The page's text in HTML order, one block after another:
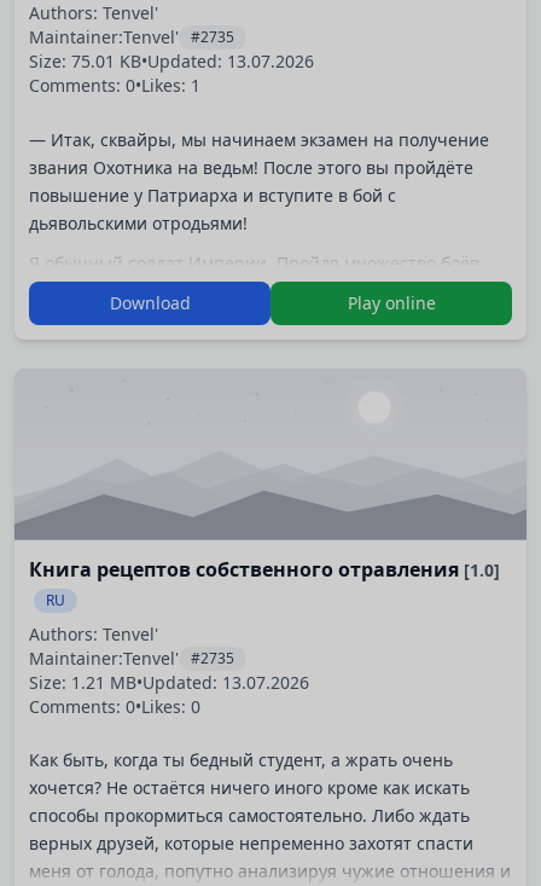
Authors: Tenvel'
Maintainer:Tenvel' #2735
Size: 75.01 KB•Updated: 13.07.2026
Comments: 0•Likes: 1
— Итак, сквайры, мы начинаем экзамен на получение
звания Охотника на ведьм! После этого вы пройдёте
повышение у Патриарха и вступите в бой с
дьявольскими отродьями!
Я обычный солдат Империи. Пройдя множество боёв
под руководством Архимага, я смог заслужить доверие и
приобрёл необходимый опыт для повышения. Я хотел
быть рыцарем и, может, когда-нибудь дослужиться до
Защитника Веры, но Генерал армии решил иначе.
Download Play online
Книга рецептов собственного отравления [1.0]
RU
Authors: Tenvel'
Maintainer:Tenvel' #2735
Size: 1.21 MB•Updated: 13.07.2026
Comments: 0•Likes: 0
Как быть, когда ты бедный студент, а жрать очень
хочется? Не остаётся ничего иного кроме как искать
способы прокормиться самостоятельно. Либо ждать
верных друзей, которые непременно захотят спасти
меня от голода, попутно анализируя чужие отношения и